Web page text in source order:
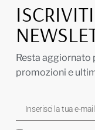
Resta aggiornato
promozioni e